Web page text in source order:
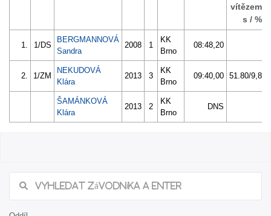
vítězem
s / %
1. 1/DS
BERGMANNOVÁ
Sandra
2008 1
KK
Brno
08:48,20
2. 1/ZM
NEKUDOVÁ
Klára
2013 3
KK
Brno
09:40,00 51.80/9,8
ŠAMÁNKOVÁ
Klára
2013 2
KK
Brno
DNS